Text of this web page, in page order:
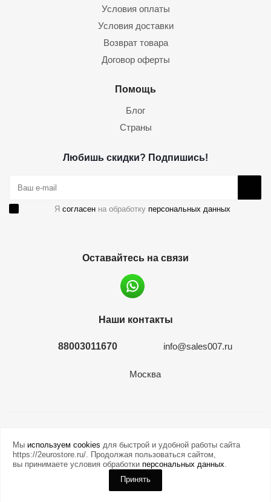
Условия оплаты
Условия доставки
Возврат товара
Договор оферты
Помощь
Блог
Страны
Любишь скидки? Подпишись!
Я согласен на обработку персональных данных
Оставайтесь на связи
Наши контакты
88003011670 info@sales007.ru
Москва
Мы используем cookies для быстрой и удобной работы сайта
https://2eurostore.ru/. Продолжая пользоваться сайтом,
вы принимаете условия обработки персональных данных.
Принять